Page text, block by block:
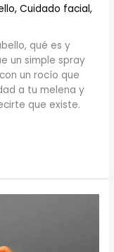
,Cuidado facial,
qué es y
un simple spray
un rocío que
a tu melena y
que existe.